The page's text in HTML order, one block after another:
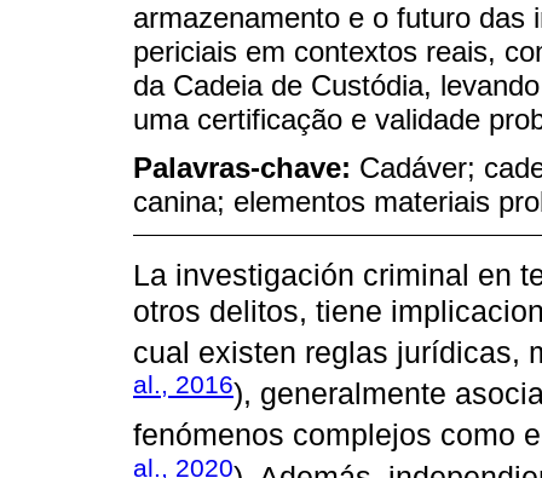
armazenamento e o futuro das
periciais em contextos reais,
da Cadeia de Custódia,
uma certificação e validade
Palavras-chave: Cadáver;
canina; elementos materiais
La investigación criminal en
otros delitos, tiene
cual existen reglas jurídicas,
al., 2016), generalmente
fenómenos complejos como
al., 2020